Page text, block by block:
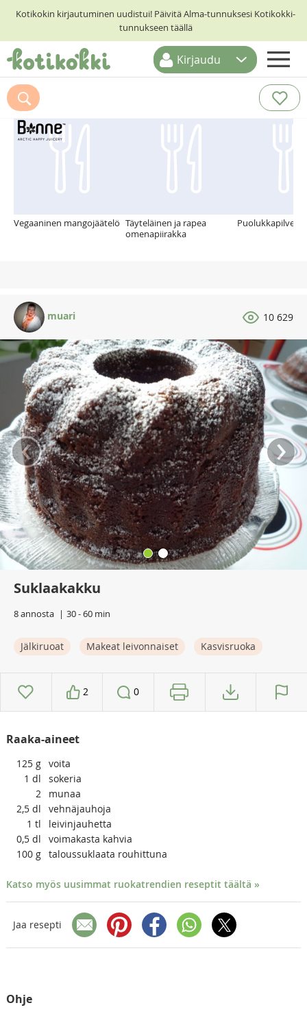
Kotikokin kirjautuminen uudistui! Päivitä Alma-tunnuksesi Kotikokki-
tunnukseen täällä
ETUSIVU
RESEPTIHAKU
RUOKATEEMAT
Kirjaudu
Suosittelemme myös
Vegaaninen mangojäätelö Täyteläinen ja rapea
omenapiirakka
Puolukkapilvet
muari 10 629
‹ ›
Suklaakakku
8 annosta 30 - 60 min
Jälkiruoat Makeat leivonnaiset Kasvisruoka
2 0
Raaka-aineet
125 g voita
1 dl
sokeria
2
munaa
2,5 dl
vehnäjauhoja
1 tl
leivinjauhetta
0,5 dl
voimakasta kahvia
100 g taloussuklaata rouhittuna
Katso myös uusimmat ruokatrendien reseptit täältä »
Jaa resepti
Ohje